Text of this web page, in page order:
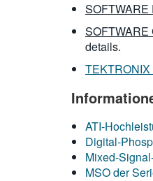
SOFTWARE
SOFTWARE
details.
ATI-
Digital-
Mixed-
MSO der